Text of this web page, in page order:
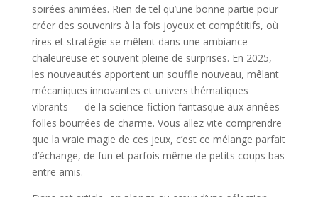
soirées animées. Rien de tel qu’une bonne partie pour
créer des souvenirs à la fois joyeux et compétitifs, où
rires et stratégie se mêlent dans une ambiance
chaleureuse et souvent pleine de surprises. En 2025,
les nouveautés apportent un souffle nouveau, mêlant
mécaniques innovantes et univers thématiques
vibrants — de la science-fiction fantasque aux années
folles bourrées de charme. Vous allez vite comprendre
que la vraie magie de ces jeux, c’est ce mélange parfait
d’échange, de fun et parfois même de petits coups bas
entre amis.